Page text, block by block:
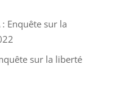
: Enquête sur la
sur la liberté